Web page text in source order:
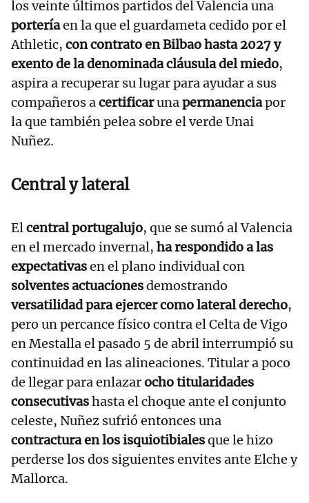
los veinte últimos partidos del Valencia una
porteríaen la que el guardameta cedido por el
Athletic, con contrato en Bilbao hasta 2027 y
exento de la denominada cláusula del miedo,
aspira a recuperar su lugar para ayudar a sus
compañeros acertificarunapermanenciapor
la que también pelea sobre el verde Unai
Nuñez.
Central y lateral
Elcentral portugalujo, que se sumó al Valencia
en el mercado invernal, ha respondido a las
expectativasen el plano individual con
solventes actuacionesdemostrando
versatilidad para ejercer como lateral derecho,
pero un percance físico contra el Celta de Vigo
en Mestalla el pasado 5 de abril interrumpió su
continuidad en las alineaciones. Titular a poco
de llegar para enlazarocho titularidades
consecutivashasta el choque ante el conjunto
celeste, Nuñez sufrió entonces una
contractura en los isquiotibialesque le hizo
perderse los dos siguientes envites ante Elche y
Mallorca.